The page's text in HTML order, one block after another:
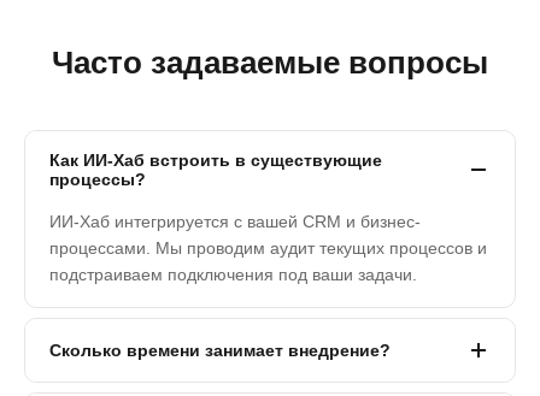
Часто задаваемые вопросы
Как ИИ-Хаб встроить в существующие
процессы?
ИИ-Хаб интегрируется с вашей CRM и бизнес-
процессами. Мы проводим аудит текущих процессов и
подстраиваем подключения под ваши задачи.
Сколько времени занимает внедрение?